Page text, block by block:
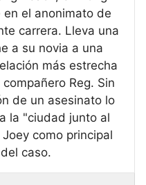
en el anonimato de
carrera. Lleva una
a su novia a una
más estrecha
Reg. Sin
de un asesinato lo
la "ciudad junto al
como principal
caso.